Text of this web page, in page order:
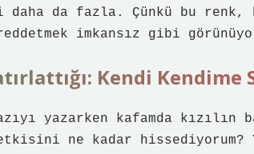
da fazla. Çünkü bu
imkansız gibi
Kendi
yazarken kafamda
ne kadar